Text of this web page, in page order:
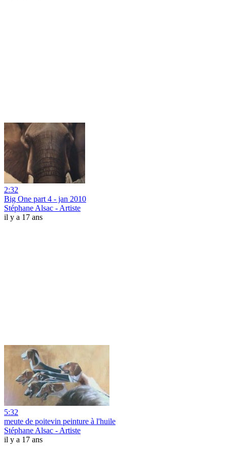
2:32
Big One part 4 - jan 2010
Stéphane Alsac - Artiste
il y a 17 ans
5:32
meute de poitevin peinture à l'huile
Stéphane Alsac - Artiste
il y a 17 ans